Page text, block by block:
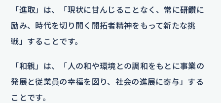
「進取」は、「現状に甘んじることなく、常に研鑚に
励み、時代を切り開く開拓者精神をもって新たな挑
戦」することです。
「和親」は、「人の和や環境との調和をもとに事業の
発展と従業員の幸福を図り、社会の進展に寄与」する
ことです。